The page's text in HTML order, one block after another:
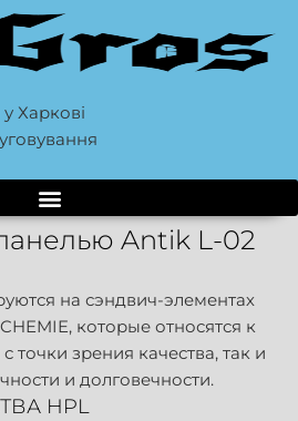
Харкові
Antik L-02
на сэндвич-элементах
которые относятся к
точки зрения качества, так и
и долговечности.
HPL